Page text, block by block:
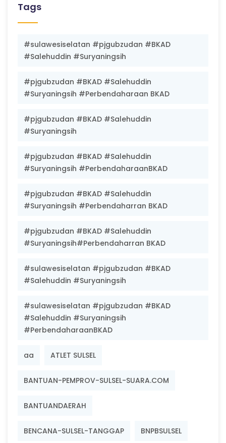
Tags
#sulawesiselatan #pjgubzudan #BKAD
#Salehuddin #Suryaningsih
#pjgubzudan #BKAD #Salehuddin
#Suryaningsih #Perbendaharaan BKAD
#pjgubzudan #BKAD #Salehuddin
#Suryaningsih
#pjgubzudan #BKAD #Salehuddin
#Suryaningsih #PerbendaharaanBKAD
#pjgubzudan #BKAD #Salehuddin
#Suryaningsih #Perbendaharran BKAD
#pjgubzudan #BKAD #Salehuddin
#Suryaningsih#Perbendaharran BKAD
#sulawesiselatan #pjgubzudan #BKAD
#Salehuddin #Suryaningsih
#sulawesiselatan #pjgubzudan #BKAD
#Salehuddin #Suryaningsih
#PerbendaharaanBKAD
aa ATLET SULSEL
BANTUAN-PEMPROV-SULSEL-SUARA.COM
BANTUANDAERAH
BENCANA-SULSEL-TANGGAP BNPBSULSEL